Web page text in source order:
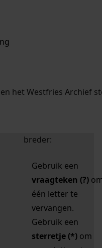
aantal zoektips.
aantal zoektips.
het Westfries Archief
uw zoekopdracht te
breder:
Gebruik een
vraagteken (?)
één letter te
vervangen.
Gebruik een
sterretje (*) om